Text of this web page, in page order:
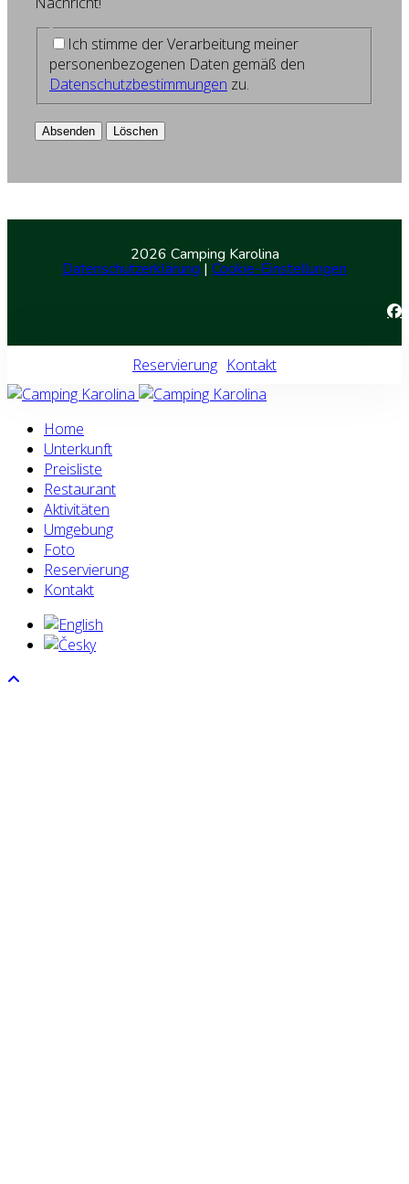
Ich stimme der Verarbeitung meiner
personenbezogenen Daten gemäß den
Datenschutzbestimmungen zu.
Absenden Löschen
2026 Camping Karolina
Datenschutzerklärung | Cookie-Einstellungen
Reservierung Kontakt
Home
Unterkunft
Preisliste
Restaurant
Aktivitäten
Umgebung
Foto
Reservierung
Kontakt